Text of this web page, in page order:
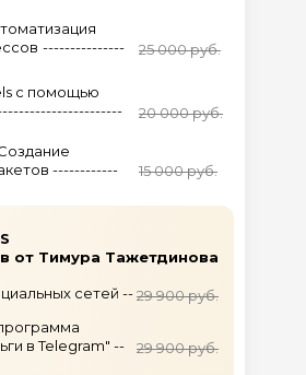
25 000 руб.
20 000 руб.
15 000 руб.
29 900 руб.
29 900 руб.
---------------
с помощью
------------
от Тимура Тажетдинова
сетей --
в Telegram" --